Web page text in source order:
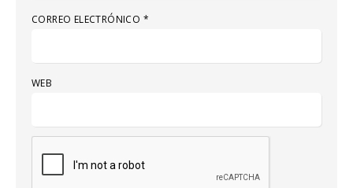
CORREO ELECTRÓNICO *
WEB